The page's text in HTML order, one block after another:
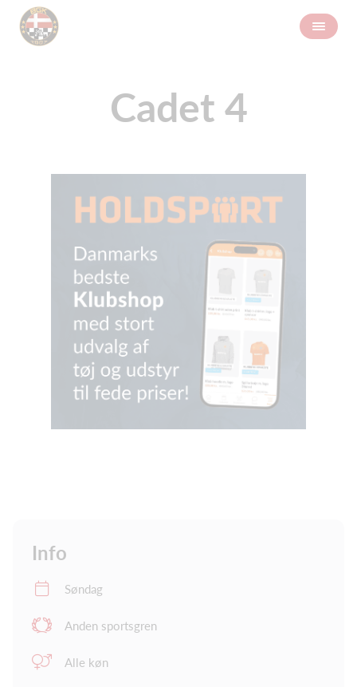
Cadet 4
Info
Søndag
Anden sportsgren
Alle køn